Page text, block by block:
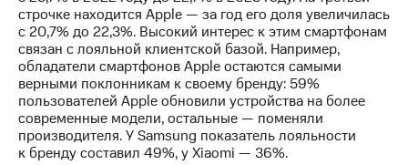
информации
Информация
акционерам
Документы
ПАО
"МТС"
Собрания
акционеров
Личный
строчке находится Apple — за год его доля увеличилась
с 20,7% до 22,3%. Высокий интерес к этим смартфонам
связан с лояльной клиентской базой. Например,
обладатели смартфонов Apple остаются самыми
верными поклонникам к своему бренду: 59%
пользователей Apple обновили устройства на более
современные модели, остальные — поменяли
производителя. У Samsung показатель лояльности
к бренду составил 49%, у Xiaomi — 36%.